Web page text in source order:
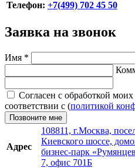
Телефон: +7(499) 702 45 50
Заявка на звонок
Имя *
Согласен с обработкой
соответствии с (политикой
Позвоните мне
Адрес
108811, г.Москва,
Киевского шоссе,
бизнес-парк
7, офис 701Б